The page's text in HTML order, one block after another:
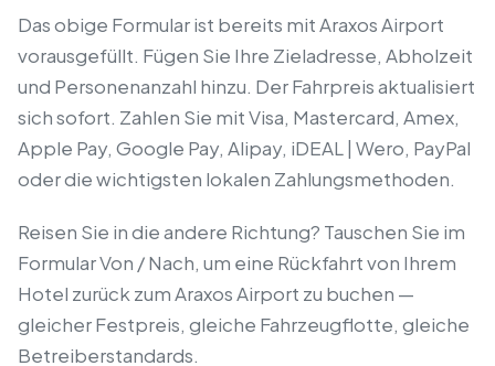
Das obige Formular ist bereits mit Araxos Airport
vorausgefüllt. Fügen Sie Ihre Zieladresse, Abholzeit
und Personenanzahl hinzu. Der Fahrpreis aktualisiert
sich sofort. Zahlen Sie mit Visa, Mastercard, Amex,
Apple Pay, Google Pay, Alipay, iDEAL | Wero, PayPal
oder die wichtigsten lokalen Zahlungsmethoden.
Reisen Sie in die andere Richtung? Tauschen Sie im
Formular Von / Nach, um eine Rückfahrt von Ihrem
Hotel zurück zum Araxos Airport zu buchen —
gleicher Festpreis, gleiche Fahrzeugflotte, gleiche
Betreiberstandards.